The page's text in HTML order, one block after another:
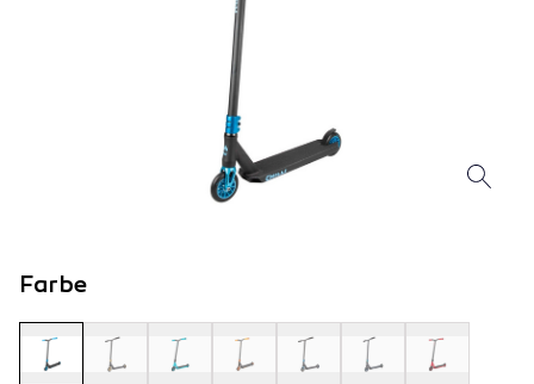
Farbe